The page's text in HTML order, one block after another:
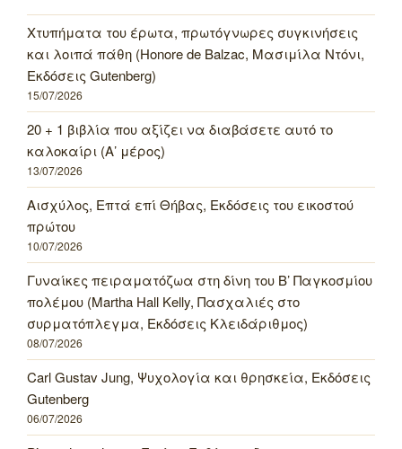
Χτυπήματα του έρωτα, πρωτόγνωρες συγκινήσεις
και λοιπά πάθη (Honore de Balzac, Μασιμίλα Ντόνι,
Εκδόσεις Gutenberg)
15/07/2026
20 + 1 βιβλία που αξίζει να διαβάσετε αυτό το
καλοκαίρι (Α’ μέρος)
13/07/2026
Αισχύλος, Επτά επί Θήβας, Εκδόσεις του εικοστού
πρώτου
10/07/2026
Γυναίκες πειραματόζωα στη δίνη του Β’ Παγκοσμίου
πολέμου (Martha Hall Kelly, Πασχαλιές στο
συρματόπλεγμα, Εκδόσεις Κλειδάριθμος)
08/07/2026
Carl Gustav Jung, Ψυχολογία και θρησκεία, Εκδόσεις
Gutenberg
06/07/2026